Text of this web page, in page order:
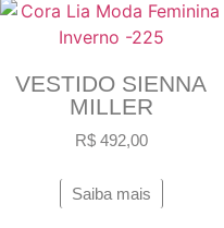
VESTIDO SIENNA
MILLER
R$492,00
Saiba mais